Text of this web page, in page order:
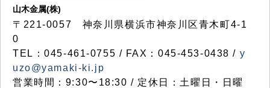
山木金属(株)
〒221-0057 神奈川県横浜市神奈川区青木町4-1
0
TEL：045-461-0755 / FAX：045-453-0438 / y
uzo@yamaki-ki.jp
営業時間：9:30〜18:30 / 定休日：土曜日・日曜